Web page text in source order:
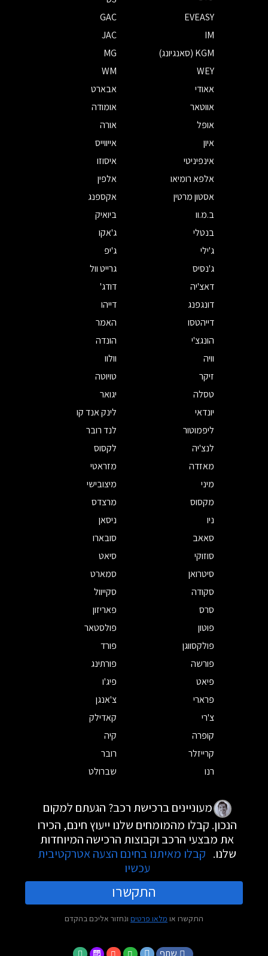
EVEASY
GAC
IM
JAC
KGM (סאנגיונג)
MG
WEY
WM
אאודי
אבארט
אווטאר
אומודה
אופל
אורה
איון
אייווייס
אינפיניטי
איסוזו
אלפא רומיאו
אלפין
אסטון מרטין
אקספנג
ב.מ.וו
ביואיק
בנטלי
ג'אקו
ג'ילי
ג'יפ
ג'נסיס
גרייט וול
דאצ'יה
דודג'
דונגפנג
דייהו
דייהטסו
האמר
הונגצ'י
הונדה
וויה
וולוו
זיקר
טויוטה
טסלה
יגואר
יונדאי
לינק אנד קו
ליפמוטור
לנד רובר
לנצ'יה
לקסוס
מאזדה
מזראטי
מיני
מיצובישי
מקסוס
מרצדס
ניו
ניסאן
סאאב
סובארו
סוזוקי
סיאט
סיטרואן
סמארט
סקודה
סקייוול
סרס
פאריזון
פוטון
פולסטאר
פולקסווגן
פורד
פורשה
פורתינג
פיאט
פיג'ו
פרארי
צ'אנגן
צ'רי
קאדילק
קופרה
קיה
קרייזלר
רובר
רנו
שברולט
מעוניינים ברכישת רכב? הגעתם למקום
הנכון. קבלו מהמומחים שלנו ייעוץ חינם, הכירו
את מבצעי הרכב וקבוצות הרכישה המיוחדות
שלנו. קבלו מאיתנו בחינם הצעה אטרקטיבית
עכשיו
התקשרו
התקשרו או מלאו פרטים ונחזור אליכם בהקדם